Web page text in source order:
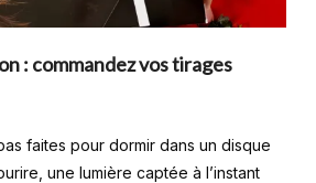
: commandez vos tirages
faites pour dormir dans un disque
une lumière captée à l’instant